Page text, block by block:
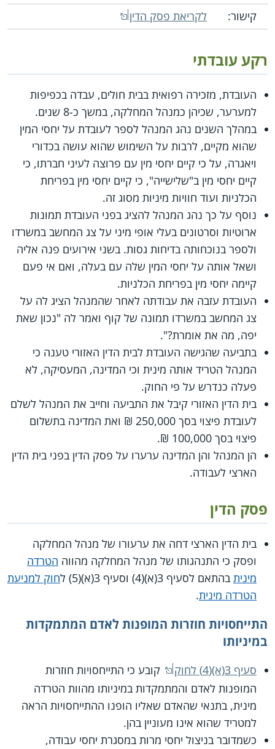
קישור:
לקריאת פסק הדין
רקע עובדתי
העובדת, מזכירה רפואית בבית חולים, עבדה בכפיפות
למערער, שכיהן כמנהל המחלקה, במשך כ-8 שנים.
במהלך השנים נהג המנהל לספר לעובדת על יחסי המין
שהוא מקיים, לרבות על השימוש שהוא עושה בכדורי
ויאגרה, על כי קיים יחסי מין עם פרוצה לעיני חברתו, כי
קיים יחסי מין ב"שלישייה", כי קיים יחסי מין בפריחת
הכלניות ועוד חוויות מיניות מסוג זה.
נוסף על כך נהג המנהל להציג בפני העובדת תמונות
ארוטיות וסרטונים בעלי אופי מיני על צג המחשב במשרדו
ולספר בנוכחותה בדיחות גסות. בשני אירועים פנה אליה
ושאל אותה על יחסי המין שלה עם בעלה, ואם אי פעם
קיימה יחסי מין בפריחת הכלניות.
העובדת עזבה את עבודתה לאחר שהמנהל הציג לה על
צג המחשב במשרדו תמונה של קוף ואמר לה "נכון שאת
יפה, מה את אומרת?".
בתביעה שהגישה העובדת לבית הדין האזורי טענה כי
המנהל הטריד אותה מינית וכי המדינה, המעסיקה, לא
פעלה כנדרש על פי החוק.
בית הדין האזורי קיבל את התביעה וחייב את המנהל לשלם
לעובדת פיצוי בסך 250,000 ₪ ואת המדינה בתשלום
פיצוי בסך 100,000 ₪.
הן המנהל והן המדינה ערערו על פסק הדין בפני בית הדין
הארצי לעבודה.
פסק הדין
בית הדין הארצי דחה את ערעורו של מנהל המחלקה
ופסק כי התנהגותו של מנהל המחלקה מהווה הטרדה
מינית בהתאם לסעיף 3(א)(4) וסעיף 3(א)(5) ל
חוק למניעת
הטרדה מינית.
התייחסויות חוזרות המופנות לאדם המתמקדות
במיניותו
סעיף 3(א)(4) לחוק
קובע כי התייחסויות חוזרות
המופנות לאדם והמתמקדות במיניותו מהוות הטרדה
מינית, בתנאי שהאדם שאליו הופנו ההתייחסויות הראה
למטריד שהוא אינו מעוניין בהן.
כשמדובר בניצול יחסי מרות במסגרת יחסי עבודה,